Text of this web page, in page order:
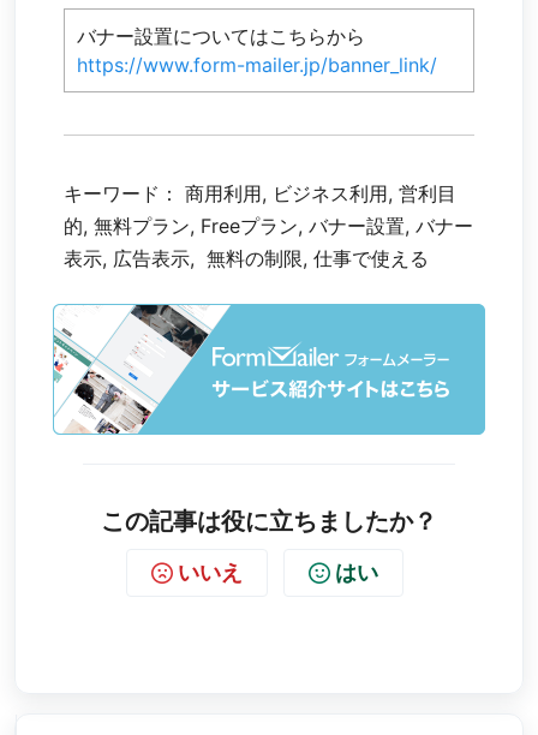
バナー設置についてはこちらから
https://www.form-mailer.jp/banner_link/
キーワード： 商用利用, ビジネス利用, 営利目
的, 無料プラン, Freeプラン, バナー設置, バナー
表示, 広告表示, 無料の制限, 仕事で使える
この記事は役に立ちましたか？
いいえ はい